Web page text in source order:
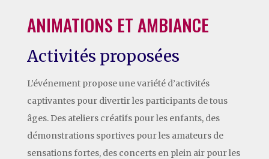
ANIMATIONS ET AMBIANCE
Activités proposées
L’événement propose une variété d’activités
captivantes pour divertir les participants de tous
âges. Des ateliers créatifs pour les enfants, des
démonstrations sportives pour les amateurs de
sensations fortes, des concerts en plein air pour les